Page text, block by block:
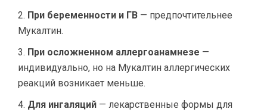
При беременности и ГВ — предпочтительнее
Мукалтин.
При осложненном аллергоанамнезе —
индивидуально, но на Мукалтин аллергических
реакций возникает меньше.
Для ингаляций — лекарственные формы для